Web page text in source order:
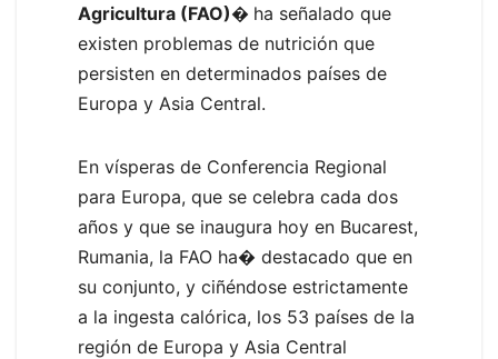
Agricultura (FAO)� ha señalado que
existen problemas de nutrición que
persisten en determinados países de
Europa y Asia Central.
En vísperas de Conferencia Regional
para Europa, que se celebra cada dos
años y que se inaugura hoy en Bucarest,
Rumania, la FAO ha� destacado que en
su conjunto, y ciñéndose estrictamente
a la ingesta calórica, los 53 países de la
región de Europa y Asia Central